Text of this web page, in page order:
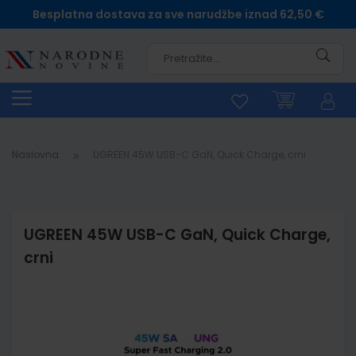
Besplatna dostava za sve narudžbe iznad 62,50 €
Naslovna
UGREEN 45W USB-C GaN, Quick Charge,
crni